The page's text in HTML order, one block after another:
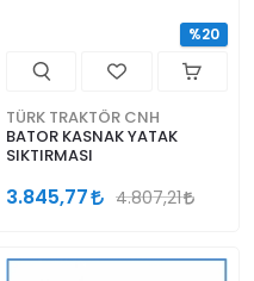
TÜRK TRAKTÖR CNH
BATOR KASNAK YATAK
SIKTIRMASI
3.845,77 4.807,21
%20